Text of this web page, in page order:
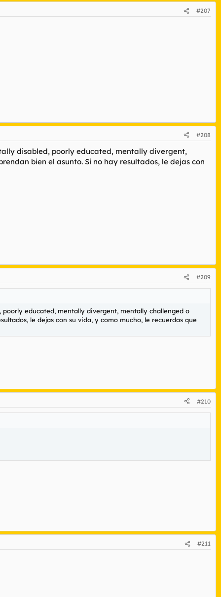
#207
#208
disabled, poorly educated, mentally divergent,
bien el asunto. Si no hay resultados, le dejas con
#209
educated, mentally divergent, mentally challenged o
le dejas con su vida, y como mucho, le recuerdas que
#210
#211